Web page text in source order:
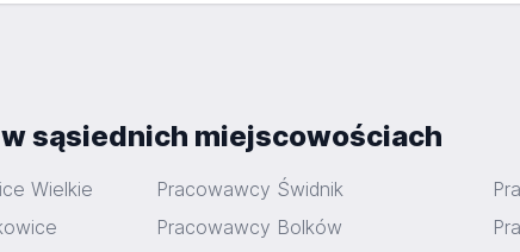
sąsiednich miejscowościach
Wielkie Pracowawcy Świdnik
Pracowawcy Bolków